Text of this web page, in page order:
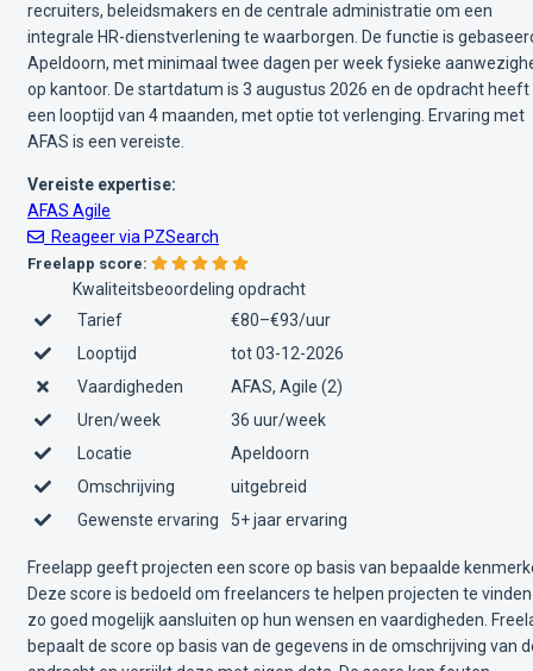
recruiters, beleidsmakers en de centrale administratie om een
integrale HR-dienstverlening te waarborgen. De functie is
Apeldoorn, met minimaal twee dagen per week fysieke
op kantoor. De startdatum is 3 augustus 2026 en de opdracht heeft
een looptijd van 4 maanden, met optie tot verlenging. Ervaring met
AFAS is een vereiste.
Vereiste expertise:
AFAS Agile
Reageer via PZSearch
Freelapp score:
Kwaliteitsbeoordeling opdracht
Tarief
€80–€93/uur
Looptijd
tot 03-12-2026
Vaardigheden
AFAS, Agile (2)
Uren/week
36 uur/week
Locatie
Apeldoorn
Omschrijving
uitgebreid
Gewenste ervaring
5+ jaar ervaring
Freelapp geeft projecten een score op basis van bepaalde
Deze score is bedoeld om freelancers te helpen projecten te
zo goed mogelijk aansluiten op hun wensen en vaardigheden.
bepaalt de score op basis van de gegevens in de omschrijving van